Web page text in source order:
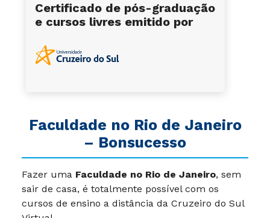
Faculdade no Rio de Janeiro
– Bonsucesso
Fazer uma Faculdade no Rio de Janeiro, sem
sair de casa, é totalmente possível com os
cursos de ensino a distância da Cruzeiro do Sul
Certificado de pós-graduação
e cursos livres emitido por